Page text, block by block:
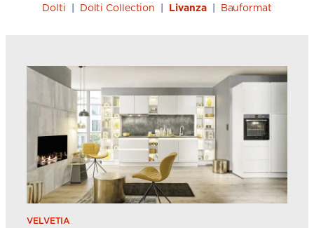
Dolti | Dolti Collection | Livanza | Bauformat
VELVETIA